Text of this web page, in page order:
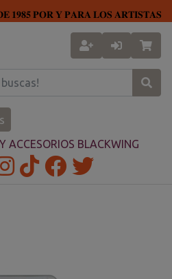
𝟏𝟗𝟖𝟓 𝐏𝐎𝐑 𝐘 𝐏𝐀𝐑𝐀 𝐋𝐎𝐒 𝐀𝐑𝐓𝐈𝐒𝐓𝐀𝐒
ACCESORIOS BLACKWING